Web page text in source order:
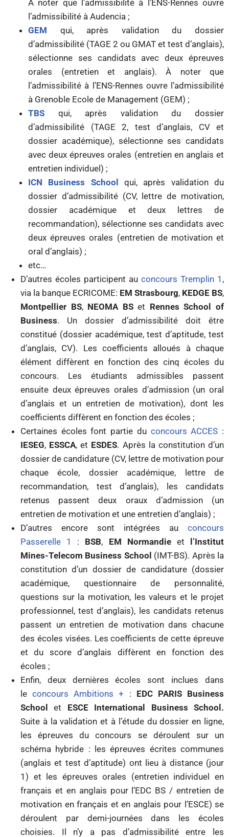
À noter que l’admissibilité à l’ENS-Rennes ouvre
l’admissibilité à Audencia ;
GEM qui, après validation du dossier
d’admissibilité (TAGE 2 ou GMAT et test d’anglais),
sélectionne ses candidats avec deux épreuves
orales (entretien et anglais). À noter que
l’admissibilité à l’ENS-Rennes ouvre l’admissibilité
à Grenoble Ecole de Management (GEM) ;
TBS qui, après validation du dossier
d’admissibilité (TAGE 2, test d’anglais, CV et
dossier académique), sélectionne ses candidats
avec deux épreuves orales (entretien en anglais et
entretien individuel) ;
ICN Business School
qui, après validation du
dossier d’admissibilité (CV, lettre de motivation,
dossier académique et deux lettres de
recommandation), sélectionne ses candidats avec
deux épreuves orales (entretien de motivation et
oral d’anglais) ;
etc…
D’autres écoles participent au concours Tremplin 1 ,
via la banque ECRICOME: EM Strasbourg, KEDGE BS,
Montpellier BS, NEOMA BSet Rennes School of
Business. Un dossier d’admissibilité doit être
constitué (dossier académique, test d’aptitude, test
d’anglais, CV). Les coefficients alloués à chaque
élément diffèrent en fonction des cinq écoles du
concours. Les étudiants admissibles passent
ensuite deux épreuves orales d’admission (un oral
d’anglais et un entretien de motivation), dont les
coefficients diffèrent en fonction des écoles ;
Certaines écoles font partie du concours ACCES :
IESEG, ESSCA, et ESDES. Après la constitution d’un
dossier de candidature (CV, lettre de motivation pour
chaque école, dossier académique, lettre de
recommandation, test d’anglais), les candidats
retenus passent deux oraux d’admission (un
entretien de motivation et une entretien d’anglais) ;
D’autres encore sont intégrées au concours
Passerelle 1
: BSB, EM Normandieet
l’Institut
Mines-Telecom Business School (IMT-BS). Après la
constitution d’un dossier de candidature (dossier
académique, questionnaire de personnalité,
questions sur la motivation, les valeurs et le projet
professionnel, test d’anglais), les candidats retenus
passent un entretien de motivation dans chacune
des écoles visées. Les coefficients de cette épreuve
et du score d’anglais diffèrent en fonction des
écoles ;
Enfin, deux dernières écoles sont inclues dans
leconcours Ambitions + : EDC PARIS Business
School
et ESCE International Business School.
Suite à la validation et à l’étude du dossier en ligne,
les épreuves du concours se déroulent sur un
schéma hybride : les épreuves écrites communes
(anglais et test d’aptitude) ont lieu à distance (jour
1) et les épreuves orales (entretien individuel en
français et en anglais pour l’EDC BS / entretien de
motivation en français et en anglais pour l’ESCE) se
déroulent par demi-journées dans les écoles
choisies. Il n’y a pas d’admissibilité entre les